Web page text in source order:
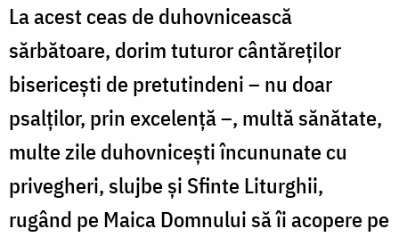
La acest ceas de duhovnicească
sărbătoare, dorim tuturor cântăreților
bisericești de pretutindeni – nu doar
psalților, prin excelență –, multă sănătate,
multe zile duhovnicești încununate cu
privegheri, slujbe și Sfinte Liturghii,
rugând pe Maica Domnului să îi acopere pe